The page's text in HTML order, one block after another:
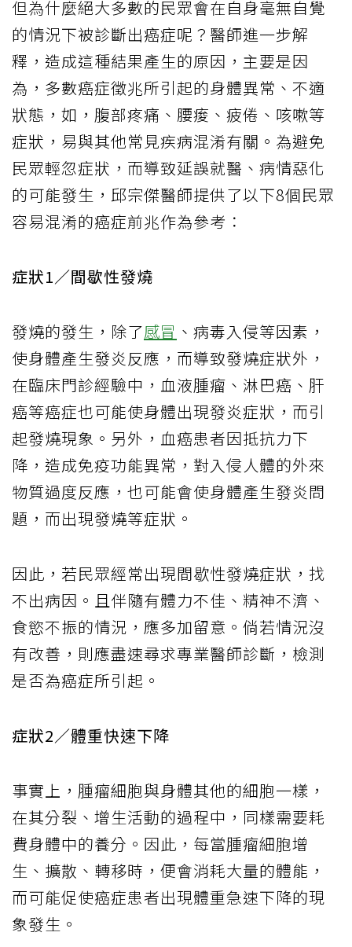
但為什麼絕大多數的民眾會在自身毫無自覺
的情況下被診斷出癌症呢？醫師進一步解
釋，造成這種結果產生的原因，主要是因
為，多數癌症徵兆所引起的身體異常、不適
狀態，如，腹部疼痛、腰痠、疲倦、咳嗽等
症狀，易與其他常見疾病混淆有關。為避免
民眾輕忽症狀，而導致延誤就醫、病情惡化
的可能發生，邱宗傑醫師提供了以下8個民眾
容易混淆的癌症前兆作為參考：
症狀1／間歇性發燒
發燒的發生，除了感冒 、病毒入侵等因素，
使身體產生發炎反應，而導致發燒症狀外，
在臨床門診經驗中，血液腫瘤、淋巴癌、肝
癌等癌症也可能使身體出現發炎症狀，而引
起發燒現象。另外，血癌患者因抵抗力下
降，造成免疫功能異常，對入侵人體的外來
物質過度反應，也可能會使身體產生發炎問
題，而出現發燒等症狀。
因此，若民眾經常出現間歇性發燒症狀，找
不出病因。且伴隨有體力不佳、精神不濟、
食慾不振的情況，應多加留意。倘若情況沒
有改善，則應盡速尋求專業醫師診斷，檢測
是否為癌症所引起。
症狀2／體重快速下降
事實上，腫瘤細胞與身體其他的細胞一樣，
在其分裂、增生活動的過程中，同樣需要耗
費身體中的養分。因此，每當腫瘤細胞增
生、擴散、轉移時，便會消耗大量的體能，
而可能促使癌症患者出現體重急速下降的現
象發生。